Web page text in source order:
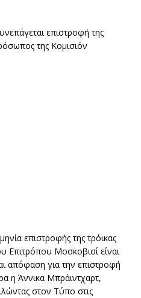
επιστροφή της
της Κομισιόν
επιστροφής της τρόικας
Επιτρόπου Μοσκοβισί είναι
απόφαση για την επιστροφή
η Άννικα Μπράιντχαρτ,
στον Τύπο στις